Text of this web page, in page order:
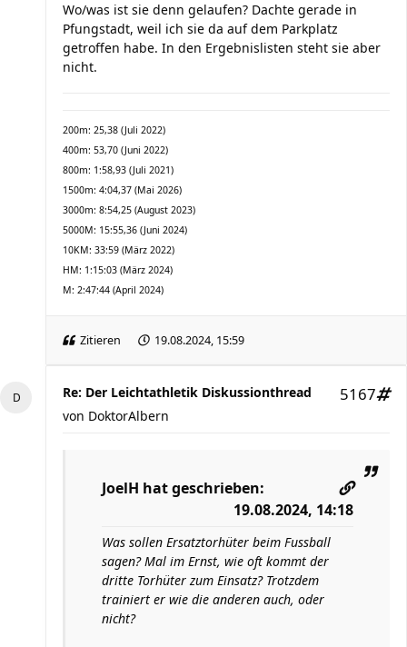
Wo/was ist sie denn gelaufen? Dachte gerade in
Pfungstadt, weil ich sie da auf dem Parkplatz
getroffen habe. In den Ergebnislisten steht sie aber
nicht.
200m: 25,38 (Juli 2022)
400m: 53,70 (Juni 2022)
800m: 1:58,93 (Juli 2021)
1500m: 4:04,37 (Mai 2026)
3000m: 8:54,25 (August 2023)
5000M: 15:55,36 (Juni 2024)
10KM: 33:59 (März 2022)
HM: 1:15:03 (März 2024)
M: 2:47:44 (April 2024)
Zitieren 19.08.2024, 15:59
Re: Der Leichtathletik Diskussionthread 5167
von DoktorAlbern
JoelH hat geschrieben:
19.08.2024, 14:18
Was sollen Ersatztorhüter beim Fussball
sagen? Mal im Ernst, wie oft kommt der
dritte Torhüter zum Einsatz? Trotzdem
trainiert er wie die anderen auch, oder
nicht?